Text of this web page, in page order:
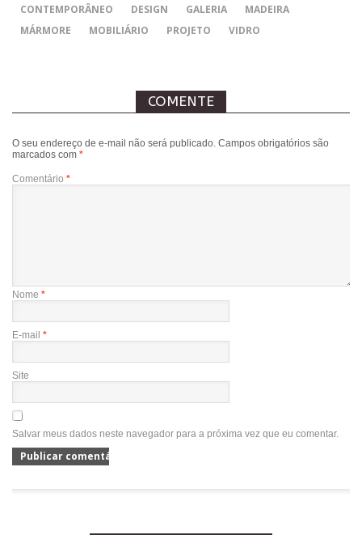
CONTEMPORÂNEO
DESIGN GALERIA
MADEIRA
MÁRMORE
MOBILIÁRIO PROJETO VIDRO
COMENTE
O seu endereço de e-mail não será publicado. Campos obrigatórios são
marcados com *
Comentário *
Nome *
E-mail *
Site
Salvar meus dados neste navegador para a próxima vez que eu comentar.